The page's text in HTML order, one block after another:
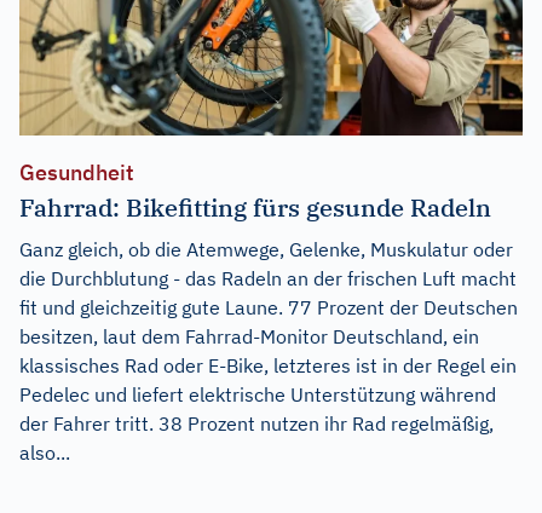
Gesundheit
Fahrrad: Bikefitting fürs gesunde Radeln
Ganz gleich, ob die Atemwege, Gelenke, Muskulatur oder
die Durchblutung - das Radeln an der frischen Luft macht
fit und gleichzeitig gute Laune. 77 Prozent der Deutschen
besitzen, laut dem Fahrrad-Monitor Deutschland, ein
klassisches Rad oder E-Bike, letzteres ist in der Regel ein
Pedelec und liefert elektrische Unterstützung während
der Fahrer tritt. 38 Prozent nutzen ihr Rad regelmäßig,
also...